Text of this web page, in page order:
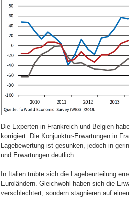
Die Experten in Frankreich und Belgien
korrigiert: Die Konjunktur-Erwartungen in
Lagebewertung ist gesunken, jedoch in
und Erwartungen deutlich.
In Italien trübte sich die Lagebeurteilung
Euroländern. Gleichwohl haben sich die
verschlechtert, sondern stagnieren auf